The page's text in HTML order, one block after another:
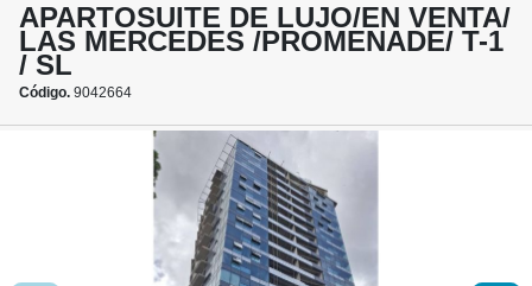
APARTOSUITE DE LUJO/EN VENTA/
LAS MERCEDES /PROMENADE/ T-1
/ SL
Código. 9042664